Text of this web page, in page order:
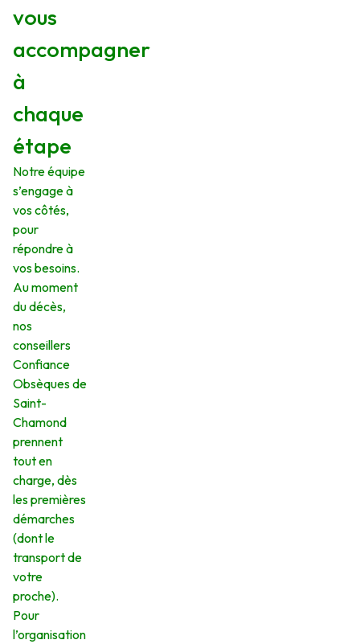
vous
accompagner
à
chaque
étape
Notre équipe
s’engage à
vos côtés,
pour
répondre à
vos besoins.
Au moment
du décès,
nos
conseillers
Confiance
Obsèques de
Saint-
Chamond
prennent
tout en
charge, dès
les premières
démarches
(dont le
transport de
votre
proche).
Pour
l’organisation